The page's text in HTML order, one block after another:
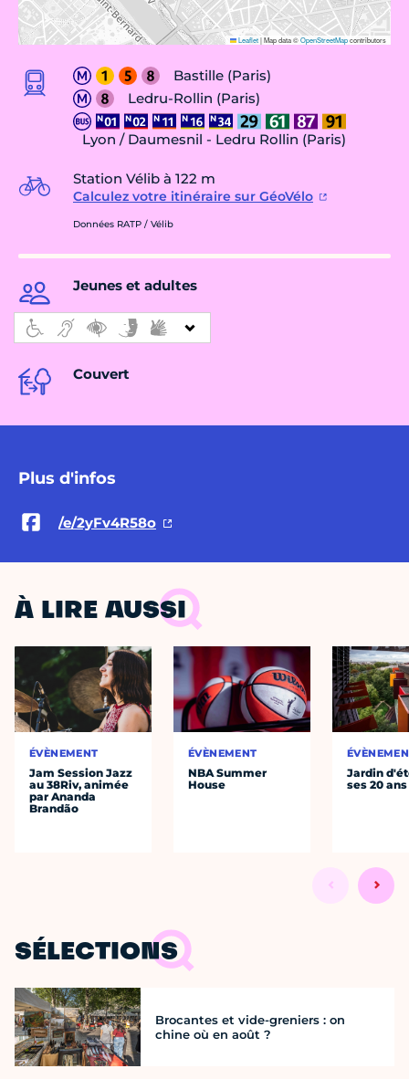
Leaflet|Map data ©OpenStreetMapcontributors
Bastille (Paris)
Ledru-Rollin (Paris)
Lyon / Daumesnil - Ledru Rollin (Paris)
Station Vélib à 122 m
Calculez votre itinéraire sur GéoVélo
Données RATP / Vélib
Jeunes et adultes
Couvert
Plus d'infos
/e/2yFv4R58o
À LIRE AUSSI
ÉVÈNEMENT
Jam Session Jazz
au 38Riv, animée
par Ananda
Brandão
ÉVÈNEMENT
NBA Summer
House
Jardin
ses 20 ans
SÉLECTIONS
Brocantes et vide-greniers : on
chine où en août ?